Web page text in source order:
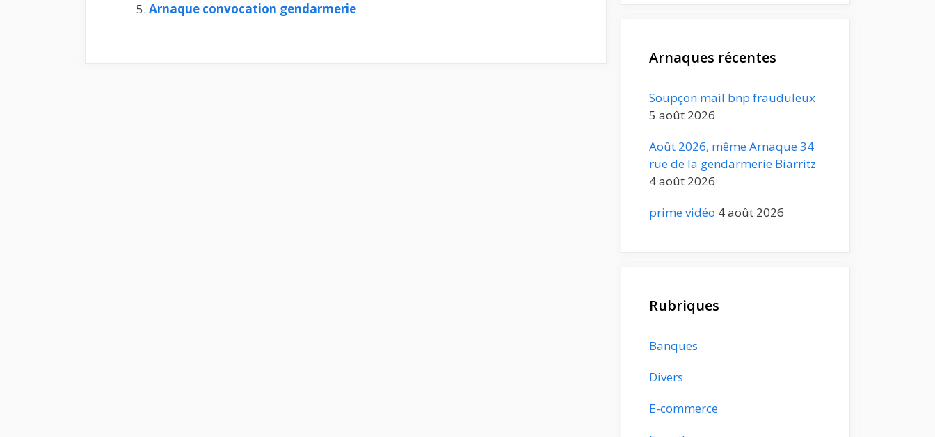
Arnaque convocation gendarmerie
Arnaques récentes
Soupçon mail bnp frauduleux
5 août 2026
Août 2026, même Arnaque 34
rue de la gendarmerie Biarritz
4 août 2026
prime vidéo 4 août 2026
Rubriques
Banques
Divers
E-commerce